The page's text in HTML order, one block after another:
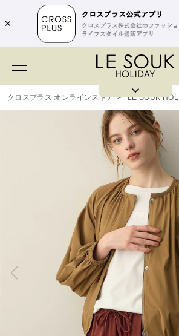
✕
クロスプラス オンラインストア > LE SOUK